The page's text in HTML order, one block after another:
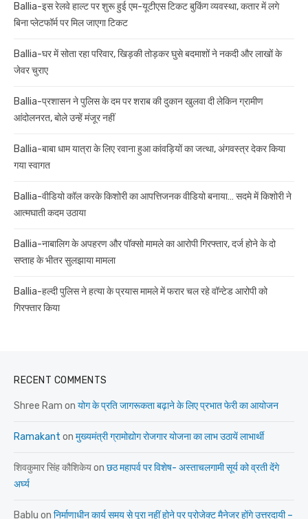
Ballia-इस रेलवे हाल्ट पर शुरू हुई एम-यूटीएस टिकट बुकिंग व्यवस्था, कतार में लगे
बिना प्लेटफॉर्म पर मिल जाएगा टिकट
Ballia-घर में सोता रहा परिवार, खिड़की तोड़कर घुसे बदमाशों ने नकदी और लाखों के
जेवर चुराए
Ballia-प्रशासन ने पुलिस के दम पर शराब की दुकान खुलवा दी लेकिन ग्रामीण
आंदोलनरत, बोले उन्हें मंजूर नहीं
Ballia-बाबा धाम यात्रा के लिए रवाना हुआ कांवड़ियों का जत्था, अंगवस्त्र देकर किया
गया स्वागत
Ballia-वीडियो कॉल करके किशोरी का आपत्तिजनक वीडियो बनाया… सदमे में किशोरी ने
आत्मघाती कदम उठाया
Ballia-नाबालिग के अपहरण और पॉक्सो मामले का आरोपी गिरफ्तार, दर्ज होने के दो
सप्ताह के भीतर सुलझाया मामला
Ballia-हल्दी पुलिस ने हत्या के प्रयास मामले में फरार चल रहे वॉन्टेड आरोपी को
गिरफ्तार किया
RECENT COMMENTS
Shree Ram on योग के प्रति जागरूकता बढ़ाने के लिए प्रभात फेरी का आयोजन
Ramakant on मुख्यमंत्री ग्रामोद्योग रोजगार योजना का लाभ उठायें लाभार्थी
शिवकुमार सिंह कौशिकेयon छठ महापर्व पर विशेष- अस्ताचलगामी सूर्य को व्रती देंगे
अर्घ्य
Bablu on निर्माणाधीन कार्य समय से पूरा नहीं होने पर प्रोजेक्ट मैनेजर होंगे उत्तरदायी –